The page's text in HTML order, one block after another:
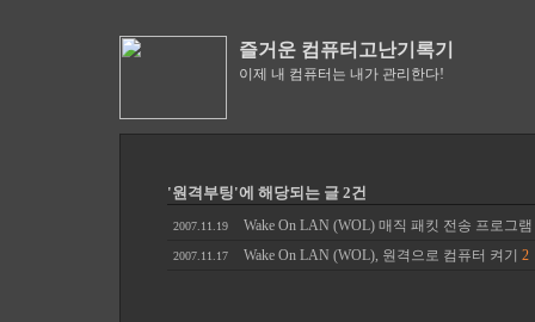
즐거운 컴퓨터고난기록기
이제 내 컴퓨터는 내가 관리한다!
'원격부팅'에 해당되는 글 2건
2007.11.19 Wake On LAN (WOL) 매직 패킷 전송 프로그
2007.11.17 Wake On LAN (WOL), 원격으로 컴퓨터 켜기 2